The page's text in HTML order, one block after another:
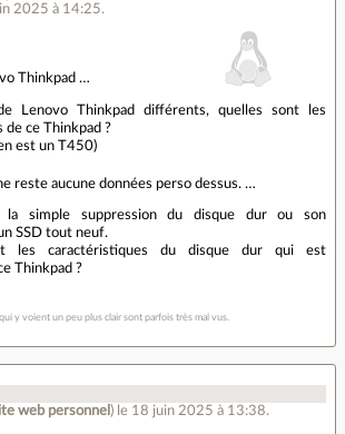
2025 à 14:25.
Thinkpad …
Lenovo Thinkpad différents, quelles sont les
de ce Thinkpad ?
est un T450)
reste aucune données perso dessus. …
la simple suppression du disque dur ou son
SSD tout neuf.
les caractéristiques du disque dur qui est
Thinkpad ?
y voient un peu plus clair sont parfois très mal vus.
web personnel ) le 18 juin 2025 à 13:38.